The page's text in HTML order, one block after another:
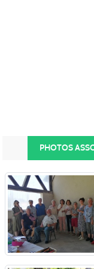
PHOTOS